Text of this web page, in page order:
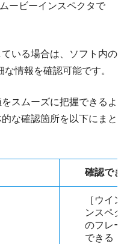
ービーインスペクタで
いる場合は、ソフト内の
情報を確認可能です。
スムーズに把握できるよ
な確認箇所を以下にまと
確認でき
［ウイ
ンスペク
のフレー
できる